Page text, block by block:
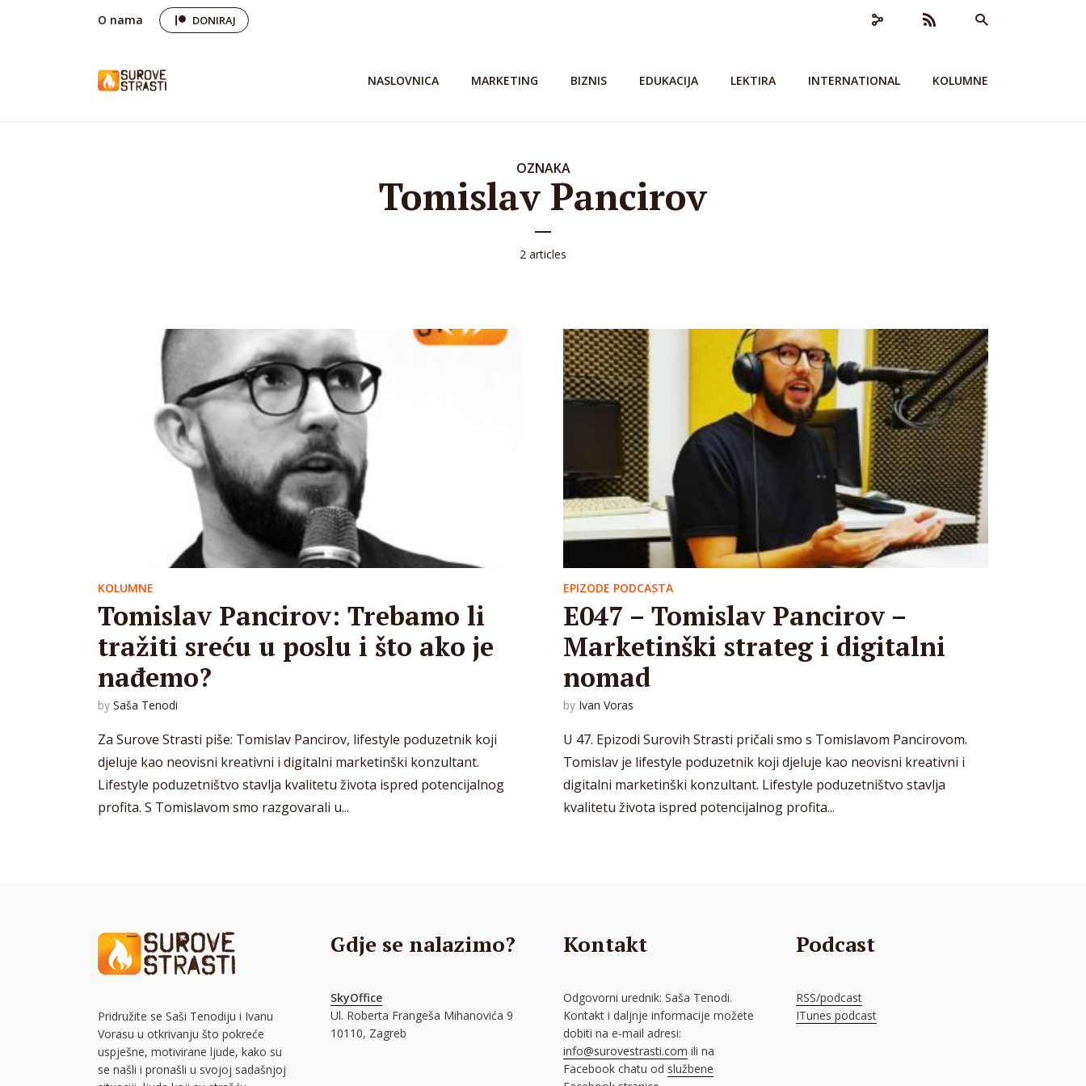
O nama DONIRAJ
NASLOVNICA MARKETING BIZNIS EDUKACIJA LEKTIRA INTERNATIONAL KOLUMNE
OZNAKA
Tomislav Pancirov
2 articles
KOLUMNE
Tomislav Pancirov: Trebamo li
tražiti sreću u poslu i što ako je
nađemo?
by Saša Tenodi
Za Surove Strasti piše: Tomislav Pancirov, lifestyle poduzetnik koji
djeluje kao neovisni kreativni i digitalni marketinški konzultant.
Lifestyle poduzetništvo stavlja kvalitetu života ispred potencijalnog
profita. S Tomislavom smo razgovarali u...
EPIZODE PODCASTA
E047 – Tomislav Pancirov –
Marketinški strateg i digitalni
nomad
by Ivan Voras
U 47. Epizodi Surovih Strasti pričali smo s Tomislavom Pancirovom.
Tomislav je lifestyle poduzetnik koji djeluje kao neovisni kreativni i
digitalni marketinški konzultant. Lifestyle poduzetništvo stavlja
kvalitetu života ispred potencijalnog profita...
Pridružite se Saši Tenodiju i Ivanu
Vorasu u otkrivanju što pokreće
uspješne, motivirane ljude, kako su
se našli i pronašli u svojoj sadašnjoj
Gdje se nalazimo?
SkyOffice
Ul. Roberta Frangeša Mihanovića 9
10110, Zagreb
Kontakt
Odgovorni urednik: Saša Tenodi.
Kontakt i daljnje informacije možete
dobiti na e-mail adresi:
info@surovestrasti.com ili na
Facebook chatu od službene
Podcast
RSS/podcast
ITunes podcast